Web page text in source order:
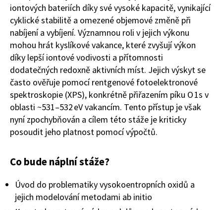
iontových bateriích díky své vysoké kapacitě, vynikající
cyklické stabilitě a omezené objemové změně při
nabíjení a vybíjení. Významnou roli v jejich výkonu
mohou hrát kyslíkové vakance, které zvyšují výkon
díky lepší iontové vodivosti a přítomnosti
dodatečných redoxně aktivních míst. Jejich výskyt se
často ověřuje pomocí rentgenové fotoelektronové
spektroskopie (XPS), konkrétně přiřazením píku O 1s v
oblasti ~531–532 eV vakancím. Tento přístup je však
nyní zpochybňován a cílem této stáže je kriticky
posoudit jeho platnost pomocí výpočtů.
Co bude náplní stáže?
Úvod do problematiky vysokoentropních oxidů a
jejich modelování metodami ab initio